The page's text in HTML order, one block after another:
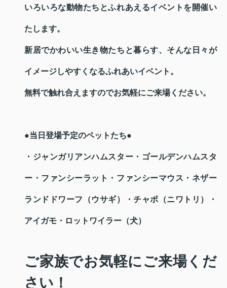
いろいろな動物たちとふれあえるイベントを開催い
たします。
新居でかわいい生き物たちと暮らす、そんな日々が
イメージしやすくなるふれあいイベント。
無料で触れ合えますのでお気軽にご来場ください。
●当日登場予定のペットたち●
・ジャンガリアンハムスター・ゴールデンハムスタ
ー・ファンシーラット・ファンシーマウス・ネザー
ランドドワーフ（ウサギ）・チャボ（ニワトリ）・
アイガモ・ロットワイラー（犬）
ご家族でお気軽にご来場くだ
さい！